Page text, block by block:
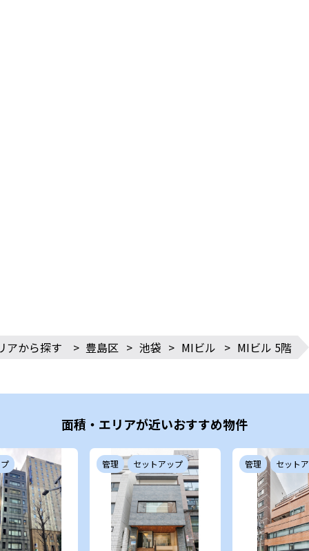
アから探す > 豊島区 > 池袋 > MIビル > MIビル 5階
面積・エリアが近いおすすめ物件
管理 セットアップ 管理 セット